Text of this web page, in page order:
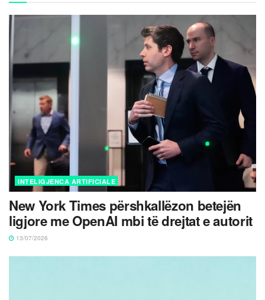
INTELIGJENCA ARTIFICIALE
New York Times përshkallëzon betejën
ligjore me OpenAI mbi të drejtat e autorit
13/07/2026